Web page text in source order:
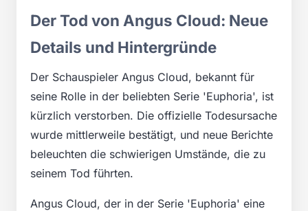
Der Tod von Angus Cloud: Neue
Details und Hintergründe
Der Schauspieler Angus Cloud, bekannt für
seine Rolle in der beliebten Serie 'Euphoria', ist
kürzlich verstorben. Die offizielle Todesursache
wurde mittlerweile bestätigt, und neue Berichte
beleuchten die schwierigen Umstände, die zu
seinem Tod führten.
Angus Cloud, der in der Serie 'Euphoria' eine